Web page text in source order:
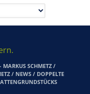
MARKUS SCHMETZ /
/ NEWS / DOPPELTE